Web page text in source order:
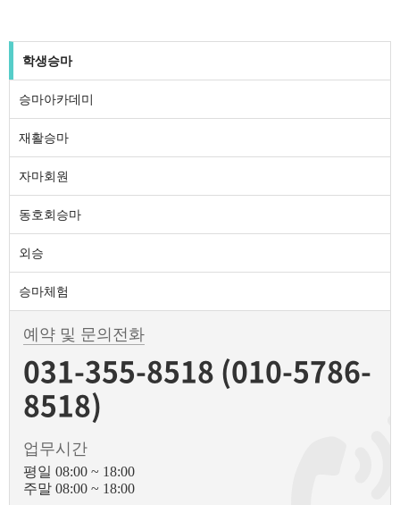
학생승마
승마아카데미
재활승마
자마회원
동호회승마
외승
승마체험
예약 및 문의전화
031-355-8518 (010-5786-
8518)
업무시간
평일 08:00 ~ 18:00
주말 08:00 ~ 18:00